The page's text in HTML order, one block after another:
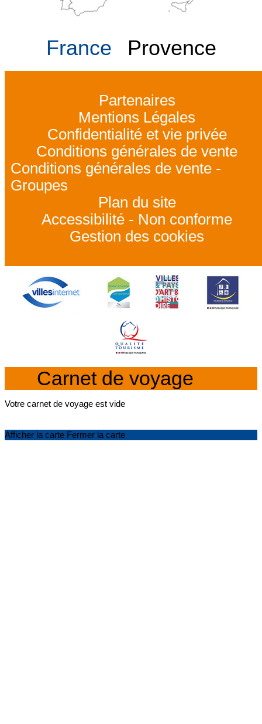
France Provence
Partenaires
Mentions Légales
Confidentialité et vie privée
Conditions générales de vente
Conditions générales de vente -
Groupes
Plan du site
Accessibilité - Non conforme
Gestion des cookies
Carnet de voyage
Votre carnet de voyage est vide
Afficher la carte Fermer la carte